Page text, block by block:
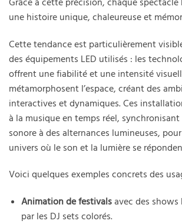
une histoire unique, chaleureuse et
Cette tendance est particulièrement
des équipements LED utilisés : les
offrent une fiabilité et une intensité
métamorphosent l’espace, créant des
interactives et dynamiques. Ces
à la musique en temps réel,
sonore à des alternances lumineuses,
univers où le son et la lumière se
Voici quelques exemples concrets des
Animation de festivalsavec des shows
par les DJ sets colorés.